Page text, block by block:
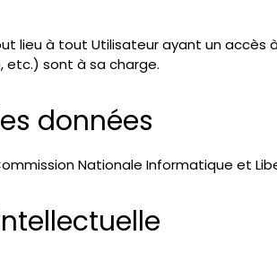
lieu à tout Utilisateur ayant un accès
etc.) sont à sa charge.
données
Nationale Informatique et